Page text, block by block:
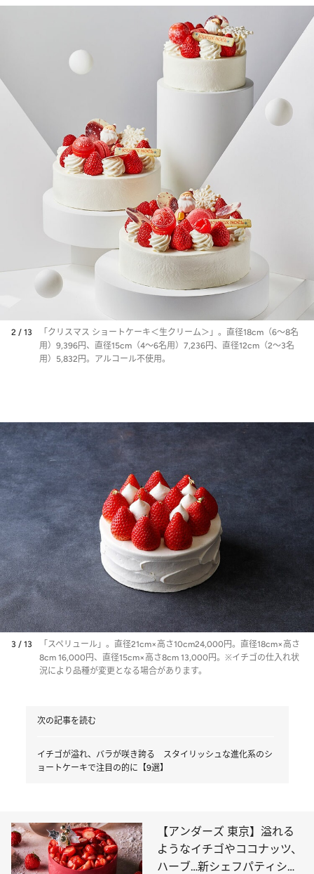
2 / 13
「クリスマス ショートケーキ＜生クリーム＞」。直径18cm（6～8名
用）9,396円、直径15cm（4～6名用）7,236円、直径12cm（2～3名
用）5,832円。アルコール不使用。
3 / 13
「スペリュール」。直径21cm×高さ10cm24,000円。直径18cm×高さ
8cm 16,000円、直径15cm×高さ8cm 13,000円。※イチゴの仕入れ状
況により品種が変更となる場合があります。
次の記事を読む
イチゴが溢れ、バラが咲き誇る スタイリッシュな進化系のシ
ョートケーキで注目の的に【9選】
【アンダーズ 東京】溢れる
ようなイチゴやココナッツ、
ハーブ…新シェフパティシエ